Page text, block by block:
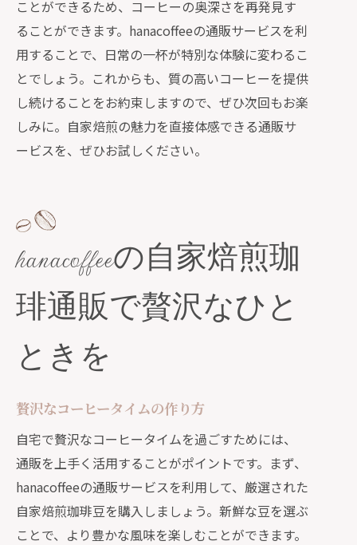
ことができるため、コーヒーの奥深さを再発見す
ることができます。hanacoffeeの通販サービスを利
用することで、日常の一杯が特別な体験に変わるこ
とでしょう。これからも、質の高いコーヒーを提供
し続けることをお約束しますので、ぜひ次回もお楽
しみに。自家焙煎の魅力を直接体感できる通販サ
ービスを、ぜひお試しください。
hanacoffeeの自家焙煎珈
琲通販で贅沢なひと
ときを
贅沢なコーヒータイムの作り方
自宅で贅沢なコーヒータイムを過ごすためには、
通販を上手く活用することがポイントです。まず、
hanacoffeeの通販サービスを利用して、厳選された
自家焙煎珈琲豆を購入しましょう。新鮮な豆を選ぶ
ことで、より豊かな風味を楽しむことができます。